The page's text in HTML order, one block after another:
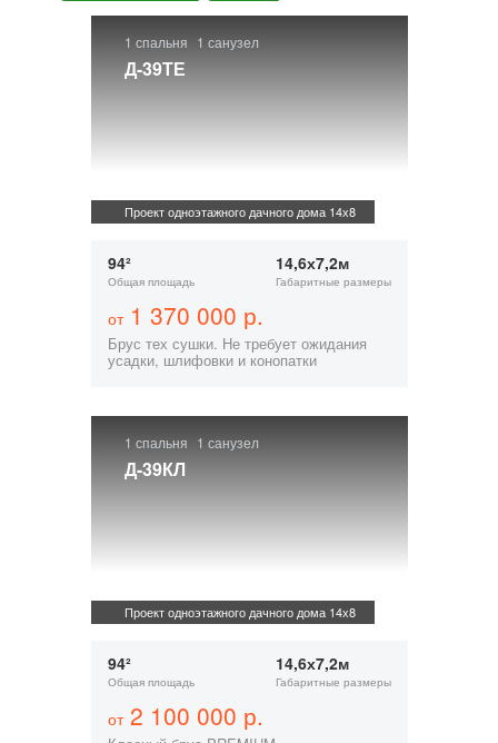
1 спальня 1 санузел
Д-39ТЕ
Проект одноэтажного дачного дома 14х8
94²
Общая площадь
14,6х7,2м
Габаритные размеры
от1 370 000 р.
Брус тех сушки. Не требует ожидания
усадки, шлифовки и конопатки
1 спальня 1 санузел
Д-39КЛ
Проект одноэтажного дачного дома 14х8
94²
Общая площадь
14,6х7,2м
Габаритные размеры
от2 100 000 р.